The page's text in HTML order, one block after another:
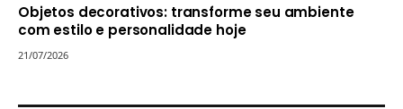
Objetos decorativos: transforme seu ambiente
com estilo e personalidade hoje
21/07/2026